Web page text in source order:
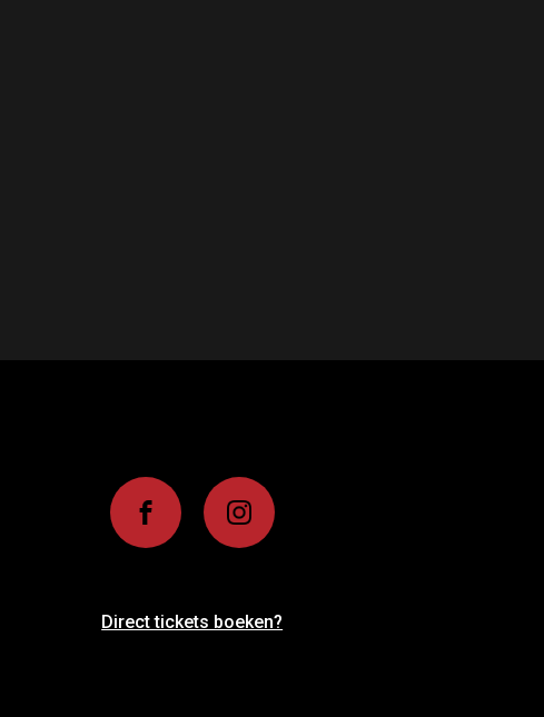
Direct tickets boeken?